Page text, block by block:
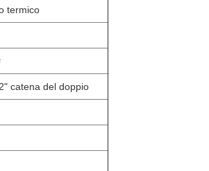
termico
catena del doppio